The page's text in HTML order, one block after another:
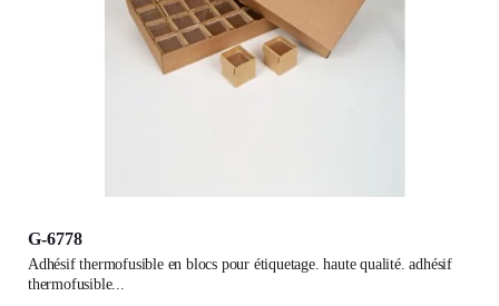
G-6778
adhésif thermofusible en blocs pour étiquetage. haute qualité. adhésif
thermofusible